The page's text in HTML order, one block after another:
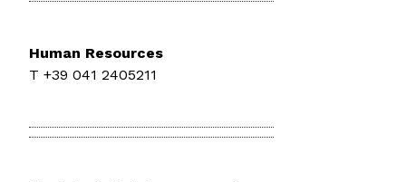
Human Resources
T +39 041 2405211